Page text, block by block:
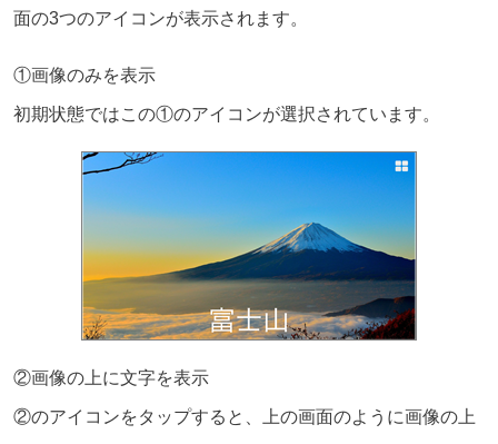
面の3つのアイコンが表示されます。
①画像のみを表示
初期状態ではこの①のアイコンが選択されています。
②画像の上に文字を表示
②のアイコンをタップすると、上の画面のように画像の上